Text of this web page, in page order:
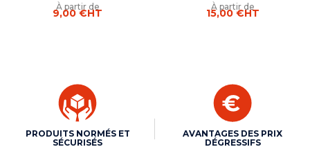
À partir de
9,00 €HT
À partir de
15,00 €HT
PRODUITS NORMÉS ET
SÉCURISÉS
AVANTAGES DES PRIX
DÉGRESSIFS